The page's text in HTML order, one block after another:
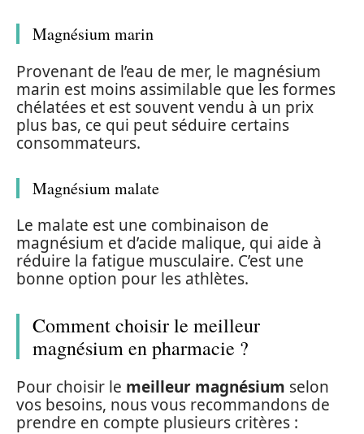
Magnésium marin
Provenant de l’eau de mer, le magnésium
marin est moins assimilable que les formes
chélatées et est souvent vendu à un prix
plus bas, ce qui peut séduire certains
consommateurs.
Magnésium malate
Le malate est une combinaison de
magnésium et d’acide malique, qui aide à
réduire la fatigue musculaire. C’est une
bonne option pour les athlètes.
Comment choisir le meilleur
magnésium en pharmacie ?
Pour choisir le meilleur magnésium selon
vos besoins, nous vous recommandons de
prendre en compte plusieurs critères :